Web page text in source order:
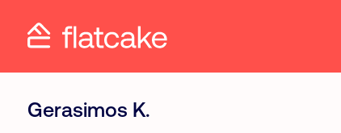
Gerasimos K.